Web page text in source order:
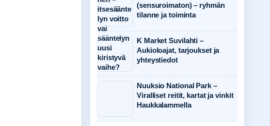
(sensuroimaton) – ryhmän
tilanne ja toiminta
K Market Suvilahti –
Aukioloajat, tarjoukset ja
yhteystiedot
Nuuksio National Park –
Viralliset reitit, kartat ja vinkit
Haukkalammella